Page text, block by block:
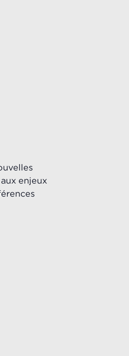
enjeux